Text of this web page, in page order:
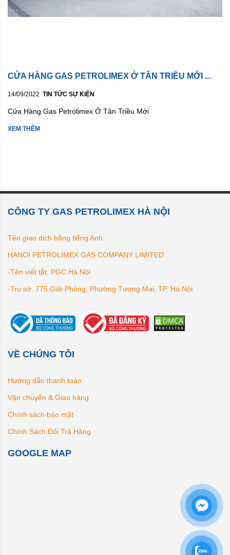
CỬA HÀNG GAS PETROLIMEX Ở TÂN TRIỀU MỚI ...
14/09/2022 TIN TỨC SỰ KIỆN
Cửa Hàng Gas Petrolimex Ở Tân Triều Mới
XEM THÊM
CÔNG TY GAS PETROLIMEX HÀ NỘI
Tên giao dịch bằng tiếng Anh:
HANOI PETROLIMEX GAS COMPANY LIMITED
-Tên viết tắt: PGC Hà Nội
-Trụ sở: 775 Giải Phóng, Phường Tương Mai, TP. Hà Nội
VỀ CHÚNG TÔI
Hướng dẫn thanh toán
Vận chuyển & Giao hàng
Chính sách bảo mật
Chính Sách Đổi Trả Hàng
GOOGLE MAP